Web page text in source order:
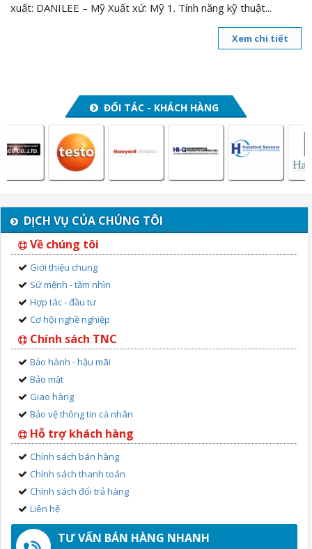
xuất: DANILEE – Mỹ Xuất xứ: Mỹ 1. Tính năng kỹ thuật...
Xem chi tiết
ĐỐI TÁC - KHÁCH HÀNG
DỊCH VỤ CỦA CHÚNG TÔI
Về chúng tôi
Giới thiệu chung
Sứ mệnh - tầm nhìn
Hợp tác - đầu tư
Cơ hội nghề nghiệp
Chính sách TNC
Bảo hành - hậu mãi
Bảo mật
Giao hàng
Bảo vệ thông tin cá nhân
Hỗ trợ khách hàng
Chính sách bán hàng
Chính sách thanh toán
Chính sách đổi trả hàng
Liên hệ
TƯ VẤN BÁN HÀNG NHANH